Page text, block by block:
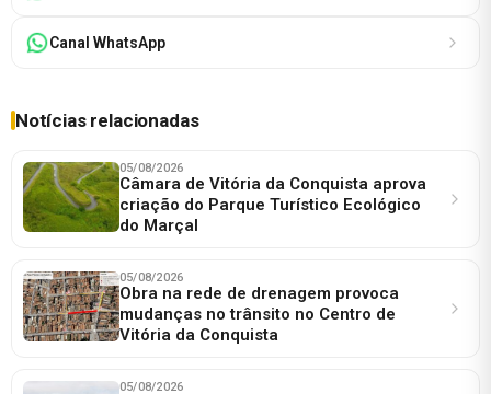
Canal WhatsApp
Notícias relacionadas
05/08/2026
Câmara de Vitória da Conquista aprova
criação do Parque Turístico Ecológico
do Marçal
05/08/2026
Obra na rede de drenagem provoca
mudanças no trânsito no Centro de
Vitória da Conquista
05/08/2026